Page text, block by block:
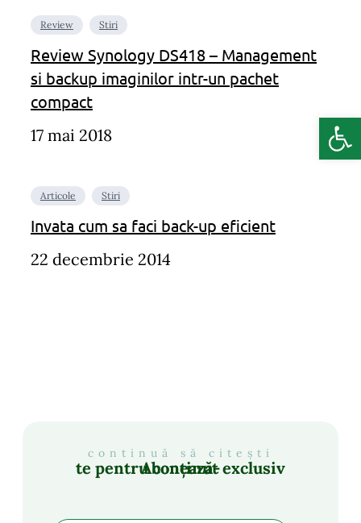
Review Stiri
Review Synology DS418 – Management
si backup imaginilor intr-un pachet
compact
17 mai 2018
Articole Stiri
Invata cum sa faci back-up eficient
22 decembrie 2014
continuă să citești
Abonează-te pentru conținut exclusiv